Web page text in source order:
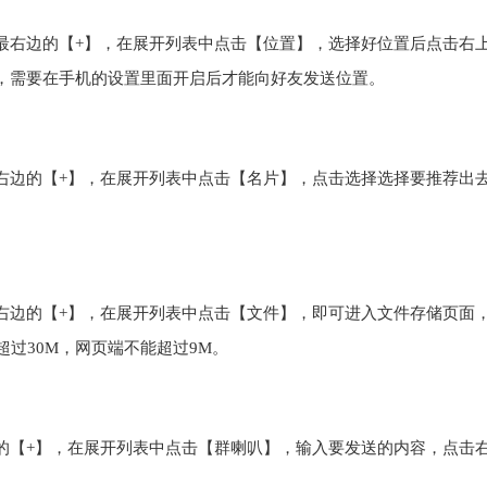
边的【+】，在展开列表中点击【位置】，选择好位置后点击右
要在手机的设置里面开启后才能向好友发送位置。
的【+】，在展开列表中点击【名片】，点击选择选择要推荐出
的【+】，在展开列表中点击【文件】，即可进入文件存储页面，
30M，网页端不能超过9M。
+】，在展开列表中点击【群喇叭】，输入要发送的内容，点击